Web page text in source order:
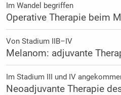
Im Wandel begriffen
Operative Therapie beim
Von Stadium IIB–IV
Melanom: adjuvante
Im Stadium III und IV
Neoadjuvante Therapie